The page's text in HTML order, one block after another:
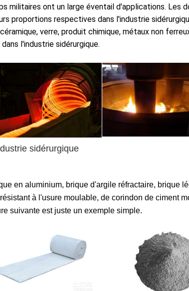
militaires ont un large éventail d'applications. Les
proportions respectives dans l'industrie
verre, produit chimique, métaux non
l'industrie sidérurgique.
sidérurgique
en aluminium, brique d'argile réfractaire, brique
à l'usure moulable, de corindon de ciment
suivante est juste un exemple simple.